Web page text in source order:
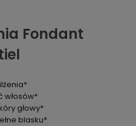
Fondant
włosów*
głowy*
blasku*